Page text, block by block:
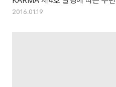
2016.01.19